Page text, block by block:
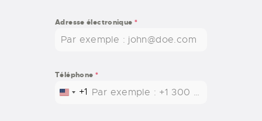
Adresse électronique *
Téléphone *
U
+1